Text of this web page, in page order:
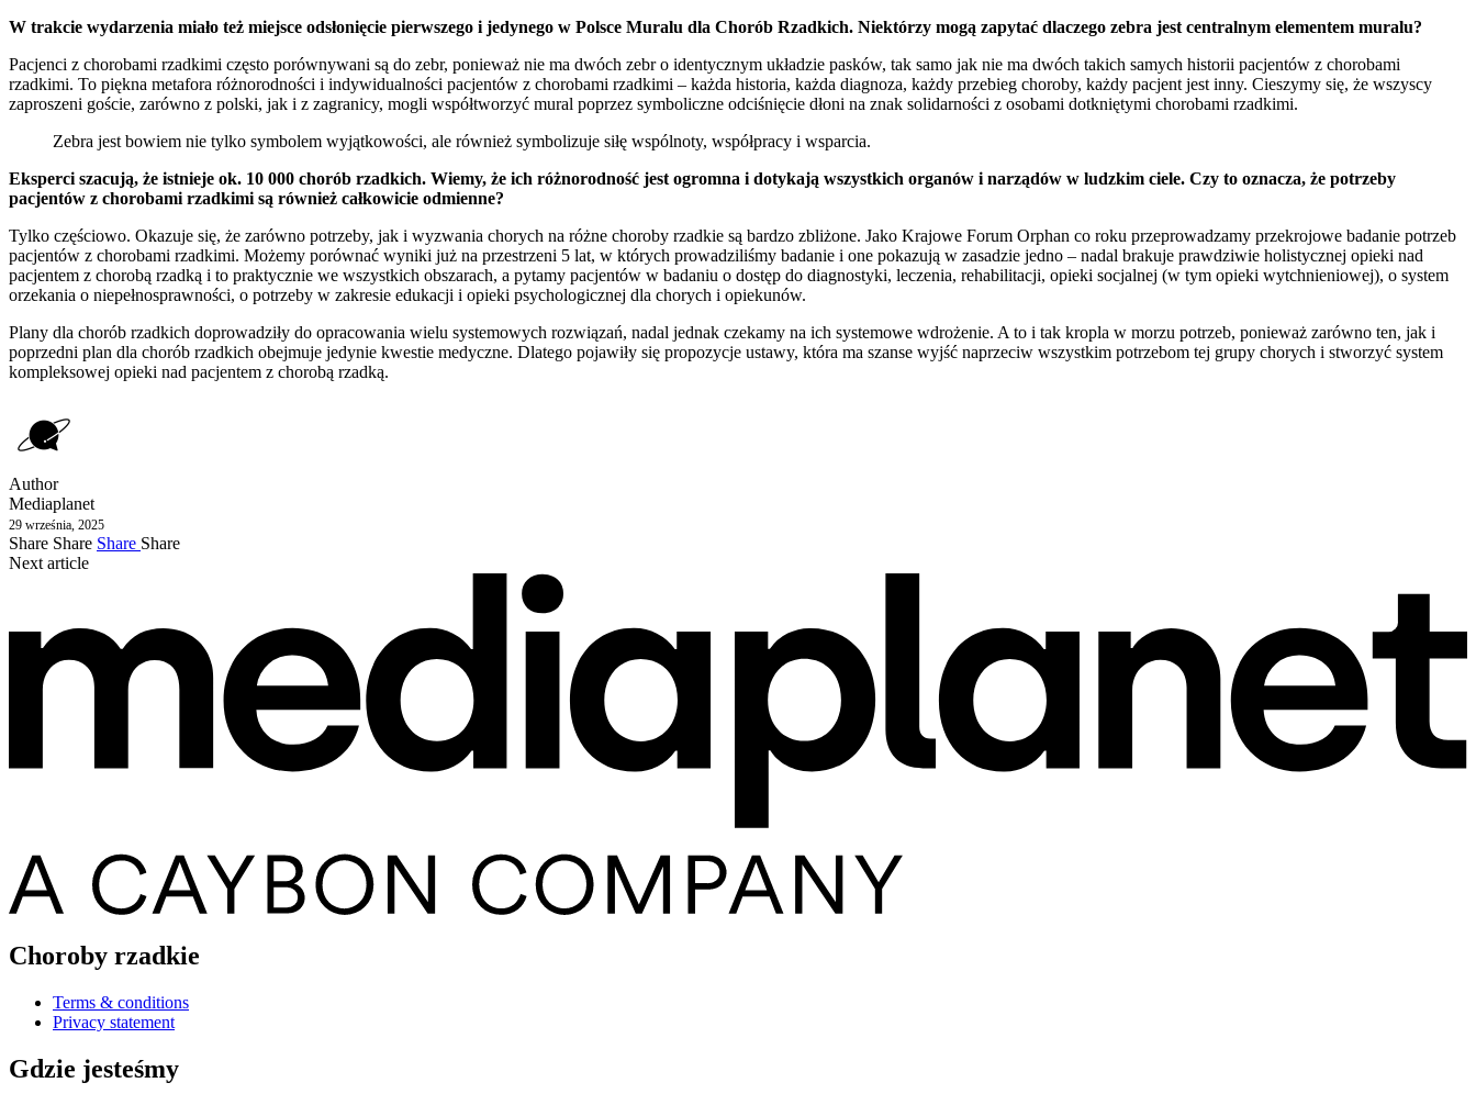
W trakcie wydarzenia miało też miejsce odsłonięcie pierwszego i jedynego w Polsce Muralu dla Chorób Rzadkich. Niektórzy mogą zapytać dlaczego zebra jest centralnym elementem muralu?
Pacjenci z chorobami rzadkimi często porównywani są do zebr, ponieważ nie ma dwóch zebr o identycznym układzie pasków, tak samo jak nie ma dwóch takich samych historii pacjentów z chorobami
rzadkimi. To piękna metafora różnorodności i indywidualności pacjentów z chorobami rzadkimi – każda historia, każda diagnoza, każdy przebieg choroby, każdy pacjent jest inny. Cieszymy się, że wszyscy
zaproszeni goście, zarówno z polski, jak i z zagranicy, mogli współtworzyć mural poprzez symboliczne odciśnięcie dłoni na znak solidarności z osobami dotkniętymi chorobami rzadkimi.
Zebra jest bowiem nie tylko symbolem wyjątkowości, ale również symbolizuje siłę wspólnoty, współpracy i wsparcia.
Eksperci szacują, że istnieje ok. 10 000 chorób rzadkich. Wiemy, że ich różnorodność jest ogromna i dotykają wszystkich organów i narządów w ludzkim ciele. Czy to oznacza, że potrzeby
pacjentów z chorobami rzadkimi są również całkowicie odmienne?
Tylko częściowo. Okazuje się, że zarówno potrzeby, jak i wyzwania chorych na różne choroby rzadkie są bardzo zbliżone. Jako Krajowe Forum Orphan co roku przeprowadzamy przekrojowe badanie potrzeb
pacjentów z chorobami rzadkimi. Możemy porównać wyniki już na przestrzeni 5 lat, w których prowadziliśmy badanie i one pokazują w zasadzie jedno – nadal brakuje prawdziwie holistycznej opieki nad
pacjentem z chorobą rzadką i to praktycznie we wszystkich obszarach, a pytamy pacjentów w badaniu o dostęp do diagnostyki, leczenia, rehabilitacji, opieki socjalnej (w tym opieki wytchnieniowej), o system
orzekania o niepełnosprawności, o potrzeby w zakresie edukacji i opieki psychologicznej dla chorych i opiekunów.
Plany dla chorób rzadkich doprowadziły do opracowania wielu systemowych rozwiązań, nadal jednak czekamy na ich systemowe wdrożenie. A to i tak kropla w morzu potrzeb, ponieważ zarówno ten, jak i
poprzedni plan dla chorób rzadkich obejmuje jedynie kwestie medyczne. Dlatego pojawiły się propozycje ustawy, która ma szanse wyjść naprzeciw wszystkim potrzebom tej grupy chorych i stworzyć system
kompleksowej opieki nad pacjentem z chorobą rzadką.
Author
Mediaplanet
29 września, 2025
Share Share Share Share
Next article
Choroby rzadkie
Terms & conditions
Privacy statement
Gdzie jesteśmy